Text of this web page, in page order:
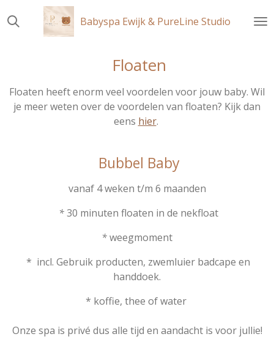
direct
Babyspa Ewijk & PureLine Studio
Floaten
Floaten heeft enorm veel voordelen voor jouw baby. Wil
je meer weten over de voordelen van floaten? Kijk dan
eens hier.
Bubbel Baby
vanaf 4 weken t/m 6 maanden
*30 minuten floaten in de nekfloat
*weegmoment
* incl. Gebruik producten, zwemluier badcape en
handdoek.
* koffie, thee of water
Onze spa is privé dus alle tijd en aandacht is voor jullie!